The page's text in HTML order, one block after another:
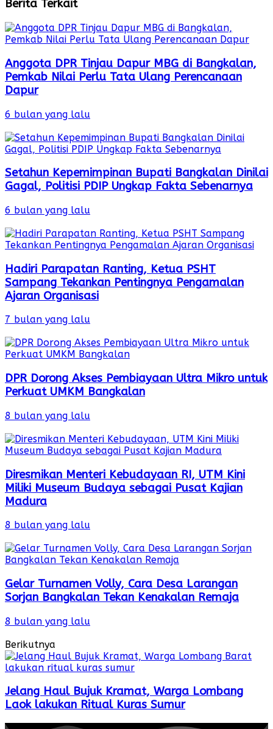
Berita Terkait
Anggota DPR Tinjau Dapur MBG di Bangkalan,
Pemkab Nilai Perlu Tata Ulang Perencanaan
Dapur
6 bulan yang lalu
Setahun Kepemimpinan Bupati Bangkalan Dinilai
Gagal, Politisi PDIP Ungkap Fakta Sebenarnya
6 bulan yang lalu
Hadiri Parapatan Ranting, Ketua PSHT
Sampang Tekankan Pentingnya Pengamalan
Ajaran Organisasi
7 bulan yang lalu
DPR Dorong Akses Pembiayaan Ultra Mikro untuk
Perkuat UMKM Bangkalan
8 bulan yang lalu
Diresmikan Menteri Kebudayaan RI, UTM Kini
Miliki Museum Budaya sebagai Pusat Kajian
Madura
8 bulan yang lalu
Gelar Turnamen Volly, Cara Desa Larangan
Sorjan Bangkalan Tekan Kenakalan Remaja
8 bulan yang lalu
Berikutnya
Jelang Haul Bujuk Kramat, Warga Lombang
Laok lakukan Ritual Kuras Sumur